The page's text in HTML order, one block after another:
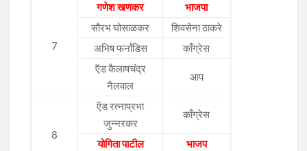
7
गणेश खणकर
भाजपा
सौरभ घोसाळकर
शिवसेना ठाकरे
अभिष फर्नांडिस
काँग्रेस
ऍड कैलाषचंद्र
नैलवाल
आप
8
ऍड रत्नाप्रभा
जुन्नरकर
काँग्रेस
योगिता पाटील
भाजप